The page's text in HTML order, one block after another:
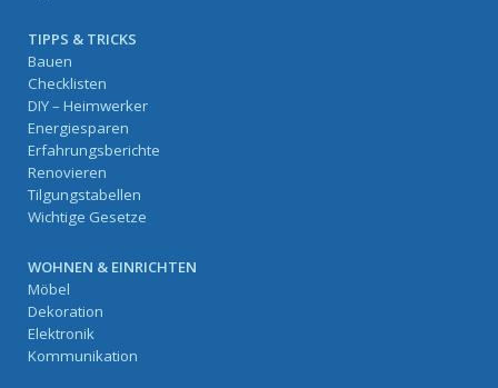
TIPPS & TRICKS
Bauen
Checklisten
DIY – Heimwerker
Energiesparen
Erfahrungsberichte
Renovieren
Tilgungstabellen
Wichtige Gesetze
WOHNEN & EINRICHTEN
Möbel
Dekoration
Elektronik
Kommunikation